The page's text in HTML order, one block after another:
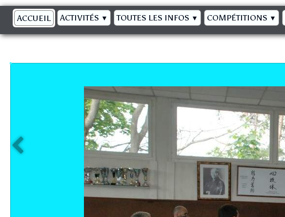
ACCUEIL ACTIVITÉS ▼ TOUTES LES INFOS ▼ COMPÉTITIONS ▼